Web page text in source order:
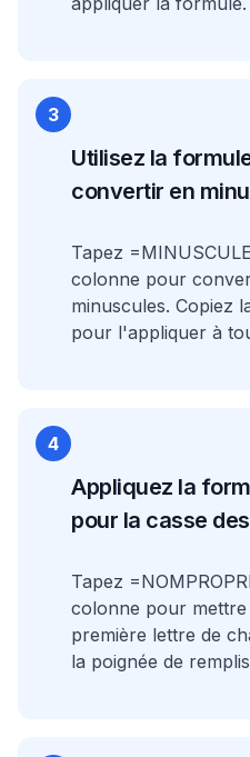
3
Utilisez la
convertir en
Tapez
colonne pour
minuscules. Copiez
pour l'appliquer à
4
Appliquez la
pour la casse
Tapez
colonne pour mettre
première lettre de
la poignée de